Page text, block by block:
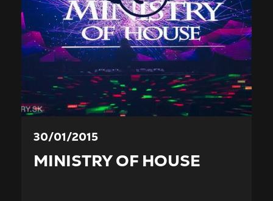
30/01/2015
MINISTRY OF HOUSE